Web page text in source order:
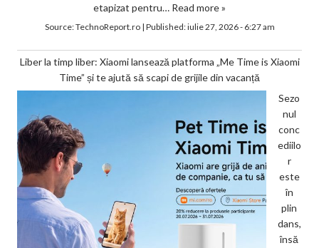
etapizat pentru… Read more »
Source:TechnoReport.ro| Published:iulie 27, 2026 - 6:27 am
Liber la timp liber: Xiaomi lansează platforma „Me Time is Xiaomi
Time” și te ajută să scapi de grijile din vacanță
Sezo
nul
conc
ediilo
r
este
în
plin
dans,
însă